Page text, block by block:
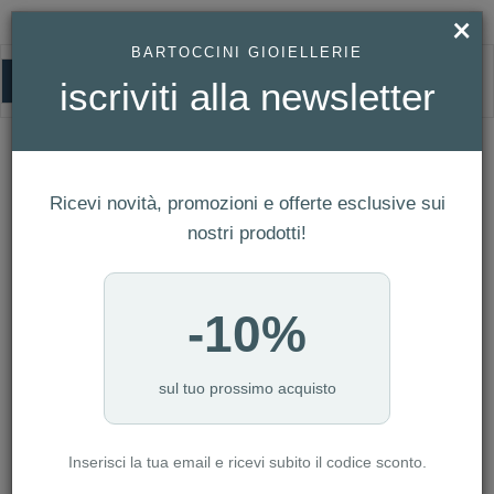
DANIEL WELLINGTON
CATEGORIA: ANELLI
CATEGORIA: BRACCIALI
CATEGORIA: COLLANE
CATEGORIA: GIOVANNI RASPINI
CATEGORIA: LINEA BIMBO
CATEGORIA: ORECCHINI
×
BARTOCCINI GIOIELLERIE
iscriviti alla newsletter
Ricevi novità, promozioni e offerte esclusive sui
nostri prodotti!
-10%
sul tuo prossimo acquisto
Inserisci la tua email e ricevi subito il codice sconto.